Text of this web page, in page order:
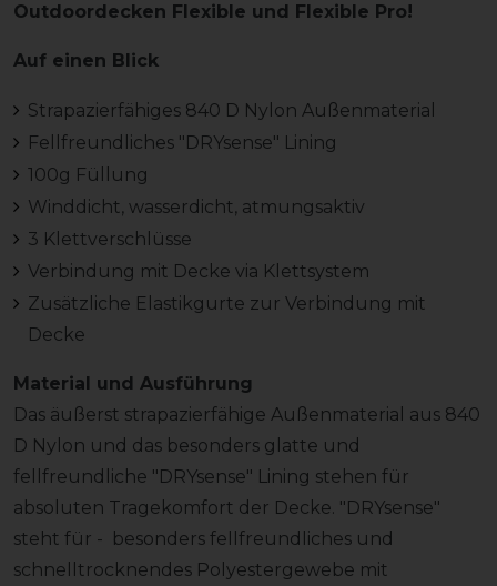
Outdoordecken Flexible und Flexible Pro!
Auf einen Blick
Strapazierfähiges 840 D Nylon Außenmaterial
Fellfreundliches "DRYsense" Lining
100g Füllung
Winddicht, wasserdicht, atmungsaktiv
3 Klettverschlüsse
Verbindung mit Decke via Klettsystem
Zusätzliche Elastikgurte zur Verbindung mit
Decke
Material und Ausführung
Das äußerst strapazierfähige Außenmaterial aus 840
D Nylon und das besonders glatte und
fellfreundliche "DRYsense" Lining stehen für
absoluten Tragekomfort der Decke. "DRYsense"
steht für - besonders fellfreundliches und
schnelltrocknendes Polyestergewebe mit